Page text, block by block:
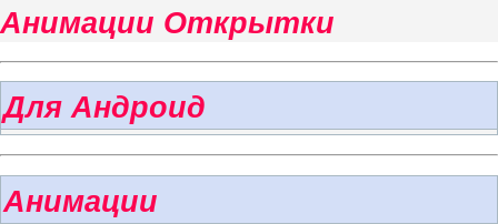
Анимации Открытки
Для Андроид
Анимации